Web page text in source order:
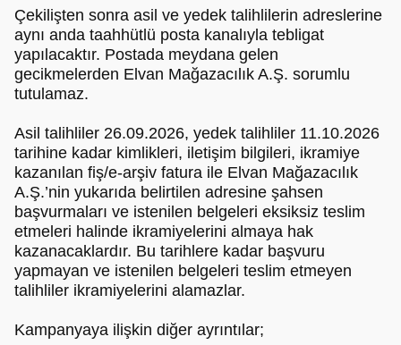
Çekilişten sonra asil ve yedek talihlilerin adreslerine
aynı anda taahhütlü posta kanalıyla tebligat
yapılacaktır. Postada meydana gelen
gecikmelerden Elvan Mağazacılık A.Ş. sorumlu
tutulamaz.
Asil talihliler 26.09.2026, yedek talihliler 11.10.2026
tarihine kadar kimlikleri, iletişim bilgileri, ikramiye
kazanılan fiş/e-arşiv fatura ile Elvan Mağazacılık
A.Ş.’nin yukarıda belirtilen adresine şahsen
başvurmaları ve istenilen belgeleri eksiksiz teslim
etmeleri halinde ikramiyelerini almaya hak
kazanacaklardır. Bu tarihlere kadar başvuru
yapmayan ve istenilen belgeleri teslim etmeyen
talihliler ikramiyelerini alamazlar.
Kampanyaya ilişkin diğer ayrıntılar;